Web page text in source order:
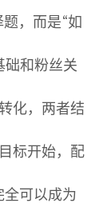
，而是“如
础和粉丝关
化，两者结
标开始，配
可以成为